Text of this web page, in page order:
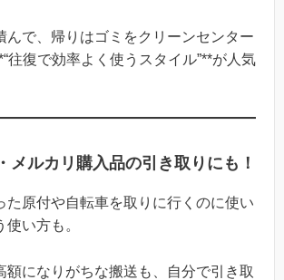
んで、帰りはゴミをクリーンセンター
往復で効率よく使うスタイル”**が人気
メルカリ購入品の引き取りにも！
た原付や自転車を取りに行くのに使い
使い方も。
額になりがちな搬送も、自分で引き取